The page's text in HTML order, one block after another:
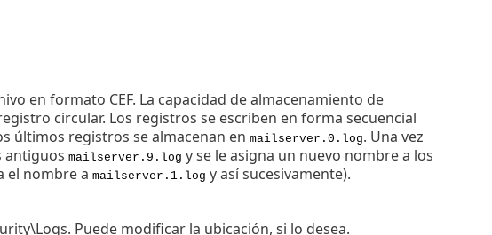
en formato CEF. La capacidad de almacenamiento de
circular. Los registros se escriben en forma secuencial
últimos registros se almacenan en mailserver.0.log. Una vez
antiguos mailserver.9.log y se le asigna un nuevo nombre a los
el nombre a mailserver.1.log y así sucesivamente).
Puede modificar la ubicación, si lo desea.